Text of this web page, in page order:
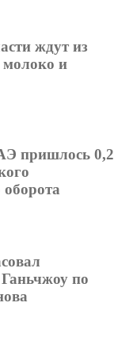
ждут из
и
пришлось 0,2
Ганьчжоу по